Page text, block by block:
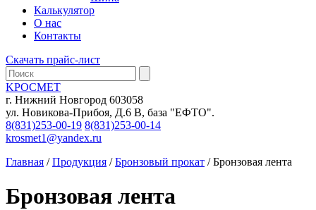
Калькулятор
О нас
Контакты
Скачать прайс-лист
KРОСМЕТ
г. Нижний Новгород 603058
ул. Новикова-Прибоя, Д.6 В, база "ЕФТО".
8(831)253-00-19 8(831)253-00-14
krosmet1@yandex.ru
Главная /Продукция /Бронзовый прокат / Бронзовая лента
Бронзовая лента